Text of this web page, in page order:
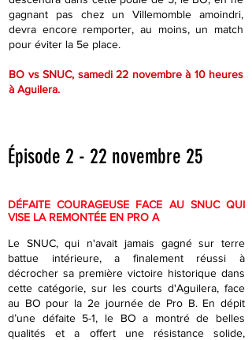
gagnant pas chez un Villemomble amoindri,
devra encore remporter, au moins, un match
pour éviter la 5e place.
BO vs SNUC, samedi 22 novembre à 10 heures
à Aguilera.
Épisode 2 - 22 novembre 25
DÉFAITE COURAGEUSE FACE AU SNUC QUI
VISE LA REMONTÉE EN PRO A
Le SNUC, qui n'avait jamais gagné sur terre
battue intérieure, a finalement réussi à
décrocher sa première victoire historique dans
cette catégorie, sur les courts d'Aguilera, face
au BO pour la 2e journée de Pro B. En dépit
d’une défaite 5-1, le BO a montré de belles
qualités et a offert une résistance solide,